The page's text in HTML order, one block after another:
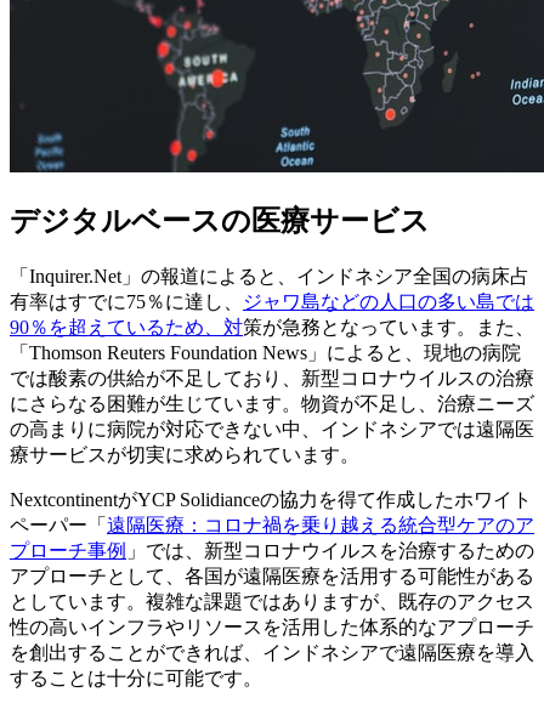
デジタルベースの医療サービス
「Inquirer.Net」の報道によると、インドネシア全国の病床占
有率はすでに75％に達し、
ジャワ島などの人口の多い島では
90％を超えているため、対策が急務となっています。また、
「Thomson Reuters Foundation News」によると、現地の病院
では酸素の供給が不足しており、新型コロナウイルスの治療
にさらなる困難が生じています。物資が不足し、治療ニーズ
の高まりに病院が対応できない中、インドネシアでは遠隔医
療サービスが切実に求められています。
NextcontinentがYCP Solidianceの協力を得て作成したホワイト
ペーパー「 遠隔医療：コロナ禍を乗り越える統合型ケアのア
プローチ事例 」では、新型コロナウイルスを治療するための
アプローチとして、各国が遠隔医療を活用する可能性がある
としています。複雑な課題ではありますが、既存のアクセス
性の高いインフラやリソースを活用した体系的なアプローチ
を創出することができれば、インドネシアで遠隔医療を導入
することは十分に可能です。